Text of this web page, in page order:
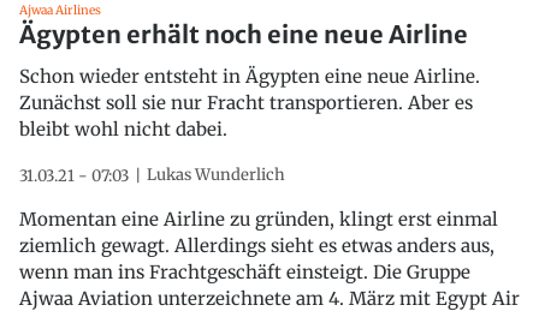
Ajwaa Airlines
Ägypten erhält noch eine neue Airline
Schon wieder entsteht in Ägypten eine neue Airline.
Zunächst soll sie nur Fracht transportieren. Aber es
bleibt wohl nicht dabei.
31.03.21 - 07:03 Lukas Wunderlich
Momentan eine Airline zu gründen, klingt erst einmal
ziemlich gewagt. Allerdings sieht es etwas anders aus,
wenn man ins Frachtgeschäft einsteigt. Die Gruppe
Ajwaa Aviation unterzeichnete am 4. März mit Egypt Air